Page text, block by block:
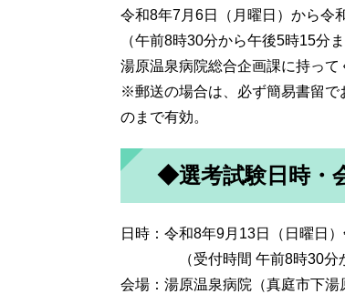
令和8年7月6日（月曜日）から令
（午前8時30分から午後5時15分ま
湯原温泉病院総合企画課に持って
※郵送の場合は、必ず簡易書留で
のまで有効。
◆選考試験日時・
日時：令和8年9月13日（日曜日
（受付時間 午前8時30分か
会場：湯原温泉病院（真庭市下湯